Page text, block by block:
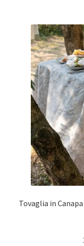
Tovaglia in